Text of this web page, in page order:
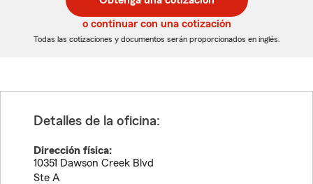
de
5
dígitos
de
5
dígitos
o continuar con una cotización
Todas las cotizaciones y documentos serán proporcionados en inglés.
Detalles de la oficina:
Dirección física:
10351 Dawson Creek Blvd
Ste A